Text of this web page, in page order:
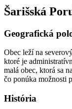
Šarišská
Geografická
Obec leží na
ktoré je
malá obec, ktorá sa
čo ponúka možnosti
História